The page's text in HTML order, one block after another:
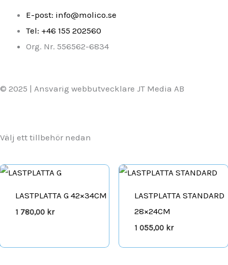
E-post: info@molico.se
Tel: +46 155 202560
Org. Nr. 556562-6834
© 2025 | Ansvarig webbutvecklare JT Media AB
Välj ett tillbehör nedan
LASTPLATTA G 42×34CM
1 780,00 kr
LASTPLATTA STANDARD
28×24CM
1 055,00 kr